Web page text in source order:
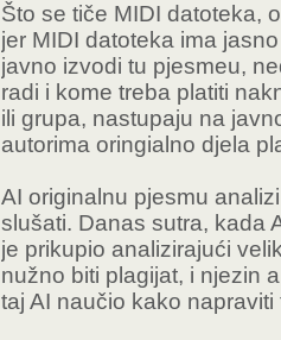
striktne naplate svaki
MIDI datoteku.
To ti je slično onome
previše zato što
fiizčkim osobama, jer
dođe u poziciju da
svrhe, odabere
Ali, ista ta firma će se
poslovnom okruženju
nego piratiziran, jer
Što se tiče MIDI datoteka,
jer MIDI datoteka ima
javno izvodi tu pjesmeu,
radi i kome treba platiti
ili grupa, nastupaju na
autorima oringialno djela
AI originalnu pjesmu
slušati. Danas sutra, kada
je prikupio analizirajući
nužno biti plagijat, i njezin
taj AI naučio kako